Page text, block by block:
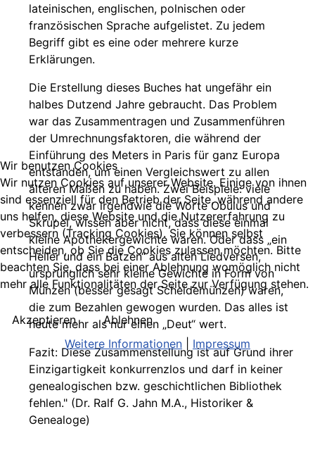
lateinischen, englischen, polnischen oder
französischen Sprache aufgelistet. Zu jedem
Begriff gibt es eine oder mehrere kurze
Erklärungen.
Die Erstellung dieses Buches hat ungefähr ein
halbes Dutzend Jahre gebraucht. Das Problem
war das Zusammentragen und Zusammenführen
der Umrechnungsfaktoren, die während der
Einführung des Meters in Paris für ganz Europa
entstanden, um einen Vergleichswert zu allen
älteren Maßen zu haben. Zwei Beispiele: viele
kennen zwar irgendwie die Worte Obulus und
Skrupel, wissen aber nicht, dass diese einmal
kleine Apothekergewichte waren. Oder dass „ein
Heller und ein Batzen“ aus alten Liedversen,
ursprünglich sehr kleine Gewichte in Form von
Münzen (besser gesagt Scheidemünzen) waren,
die zum Bezahlen gewogen wurden. Das alles ist
heute mehr als nur einen „Deut“ wert.
Fazit: Diese Zusammenstellung ist auf Grund ihrer
Einzigartigkeit konkurrenzlos und darf in keiner
genealogischen bzw. geschichtlichen Bibliothek
fehlen." (Dr. Ralf G. Jahn M.A., Historiker &
Genealoge)
Wir benutzen Cookies
Wir nutzen Cookies auf unserer Website. Einige von ihnen
sind essenziell für den Betrieb der Seite, während andere
uns helfen, diese Website und die Nutzererfahrung zu
verbessern (Tracking Cookies). Sie können selbst
entscheiden, ob Sie die Cookies zulassen möchten. Bitte
beachten Sie, dass bei einer Ablehnung womöglich nicht
mehr alle Funktionalitäten der Seite zur Verfügung stehen.
Akzeptieren
Ablehnen
Weitere Informationen
Impressum